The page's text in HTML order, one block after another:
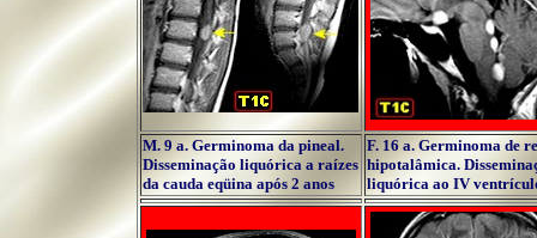
M. 9 a. Germinoma da pineal.
Disseminação liquórica a raízes
da cauda eqüina após 2 anos
F. 16 a. Germinoma de
hipotalâmica.
liquórica ao IV